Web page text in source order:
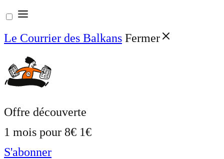
Aller
au
contenu
Le Courrier des Balkans Fermer
Offre découverte
1 mois pour 8€ 1€
S'abonner